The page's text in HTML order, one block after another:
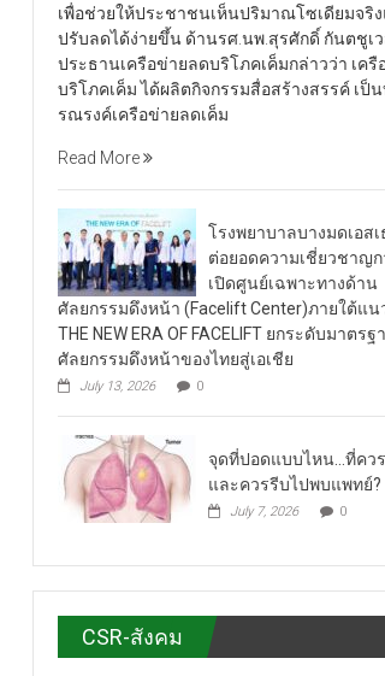
เพื่อช่วยให้ประชาชนเห็นปริมาณโซเดียมจริ
ปรับลดได้ง่ายขึ้น ด้านรศ.นพ.สุรศักดิ์ กันตชูเ
ประธานเครือข่ายลดบริโภคเค็มกล่าวว่า เครื
บริโภคเค็ม ได้ผลิตกิจกรรมสื่อสร้างสรรค์ เป็น
รณรงค์เครือข่ายลดเค็ม
Read More
โรงพยาบาลบางมดเอส
ต่อยอดความเชี่ยวชาญก
เปิดศูนย์เฉพาะทางด้าน
ศัลยกรรมดึงหน้า (Facelift Center)ภายใต้แน
THE NEW ERA OF FACELIFT ยกระดับมาตรฐ
ศัลยกรรมดึงหน้าของไทยสู่เอเชีย
July 13, 2026 0
จุดที่ปอดแบบไหน…ที่คว
และควรรีบไปพบแพทย์?
July 7, 2026 0
CSR-สังคม